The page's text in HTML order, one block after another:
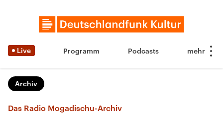
Live Programm Podcasts
Archiv
Das Radio Mogadischu-Archiv